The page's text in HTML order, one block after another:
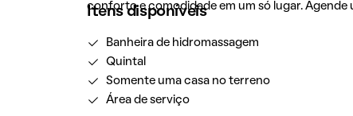
conforto e comodidade em um só lugar.
Itens disponíveis
Banheira de hidromassagem
Quintal
Somente uma casa no terreno
Área de serviço